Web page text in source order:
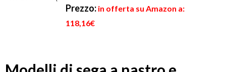
Prezzo: in offerta su Amazon a:
118,16€